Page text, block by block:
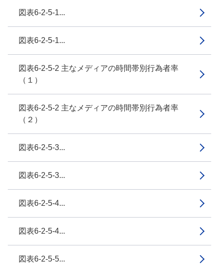
図表6-2-5-1...
図表6-2-5-1...
図表6-2-5-2 主なメディアの時間帯別行為者率
（１）
図表6-2-5-2 主なメディアの時間帯別行為者率
（２）
図表6-2-5-3...
図表6-2-5-3...
図表6-2-5-4...
図表6-2-5-4...
図表6-2-5-5...